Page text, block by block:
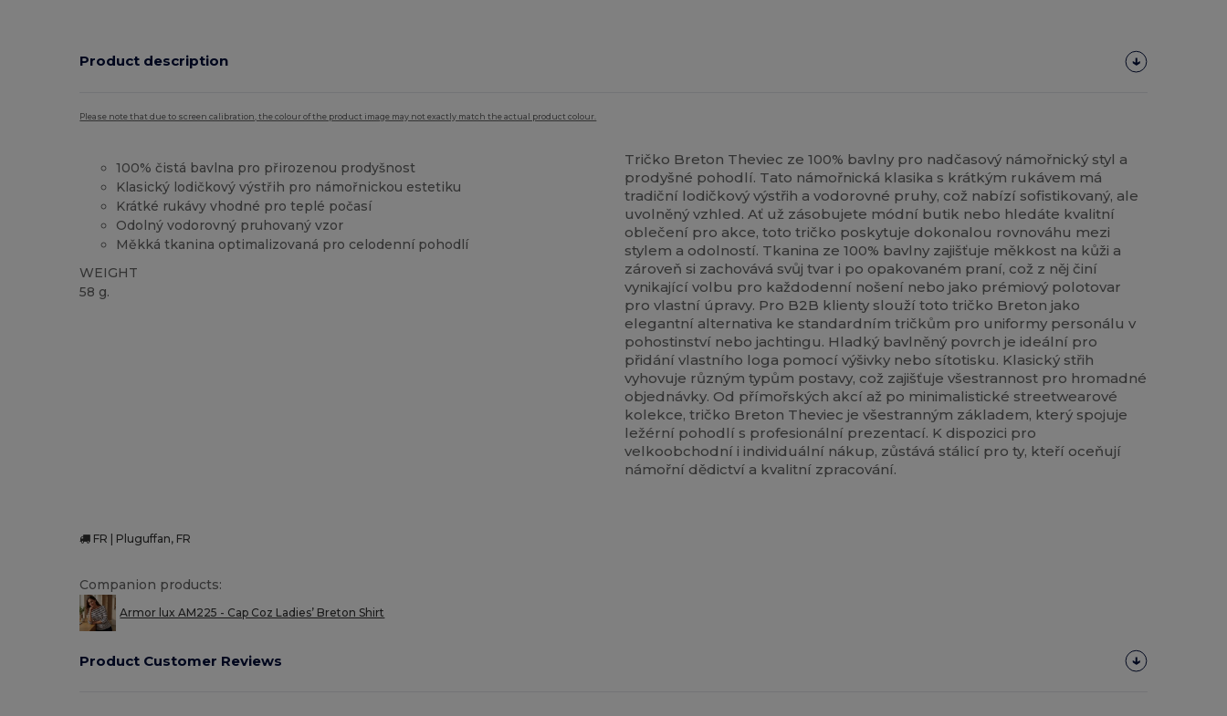
Product description
Please note that due to screen calibration, the colour of the product image may not exactly match the actual product colour.
100% čistá bavlna pro přirozenou prodyšnost
Klasický lodičkový výstřih pro námořnickou estetiku
Krátké rukávy vhodné pro teplé počasí
Odolný vodorovný pruhovaný vzor
Měkká tkanina optimalizovaná pro celodenní pohodlí
WEIGHT
58 g.
Tričko Breton Theviec ze 100% bavlny pro nadčasový námořnický styl a
prodyšné pohodlí. Tato námořnická klasika s krátkým rukávem má
tradiční lodičkový výstřih a vodorovné pruhy, což nabízí sofistikovaný, ale
uvolněný vzhled. Ať už zásobujete módní butik nebo hledáte kvalitní
oblečení pro akce, toto tričko poskytuje dokonalou rovnováhu mezi
stylem a odolností. Tkanina ze 100% bavlny zajišťuje měkkost na kůži a
zároveň si zachovává svůj tvar i po opakovaném praní, což z něj činí
vynikající volbu pro každodenní nošení nebo jako prémiový polotovar
pro vlastní úpravy. Pro B2B klienty slouží toto tričko Breton jako
elegantní alternativa ke standardním tričkům pro uniformy personálu v
pohostinství nebo jachtingu. Hladký bavlněný povrch je ideální pro
přidání vlastního loga pomocí výšivky nebo sítotisku. Klasický střih
vyhovuje různým typům postavy, což zajišťuje všestrannost pro hromadné
objednávky. Od přímořských akcí až po minimalistické streetwearové
kolekce, tričko Breton Theviec je všestranným základem, který spojuje
ležérní pohodlí s profesionální prezentací. K dispozici pro
velkoobchodní i individuální nákup, zůstává stálicí pro ty, kteří oceňují
námořní dědictví a kvalitní zpracování.
FR | Pluguffan, FR
Companion products:
Armor lux AM225 - Cap Coz Ladies’ Breton Shirt
Product Customer Reviews